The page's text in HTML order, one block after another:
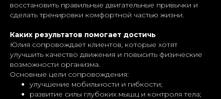
восстановить правильные двигательные привычки и
сделать тренировки комфортной частью жизни.
Каких результатов помогает достичь
Юлия сопровождает клиентов, которые хотят
улучшить качество движения и повысить физические
возможности организма.
Основные цели сопровождения:
улучшение мобильности и гибкости;
развитие силы глубоких мышц и контроля тела;